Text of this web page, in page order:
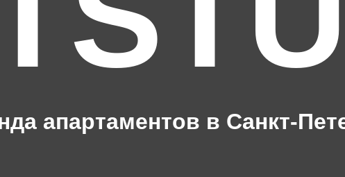
апартаментов в Санкт-